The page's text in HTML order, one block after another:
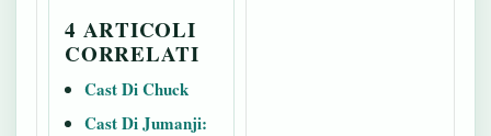
4 ARTICOLI
CORRELATI
Cast Di Chuck
Cast Di Jumanji: